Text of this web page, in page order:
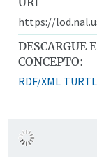
https://
DESCARGUE
CONCEPTO:
RDF/XML